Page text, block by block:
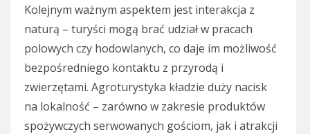
Kolejnym ważnym aspektem jest interakcja z
naturą – turyści mogą brać udział w pracach
polowych czy hodowlanych, co daje im możliwość
bezpośredniego kontaktu z przyrodą i
zwierzętami. Agroturystyka kładzie duży nacisk
na lokalność – zarówno w zakresie produktów
spożywczych serwowanych gościom, jak i atrakcji